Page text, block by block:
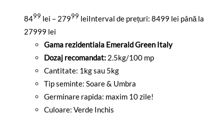
8499 lei – 27999 leiInterval de prețuri: 8499 lei până la
27999 lei
Gama rezidentiala Emerald Green Italy
Dozaj recomandat: 2.5kg/100 mp
Cantitate: 1kg sau 5kg
Tip seminte: Soare & Umbra
Germinare rapida: maxim 10 zile!
Culoare: Verde Inchis